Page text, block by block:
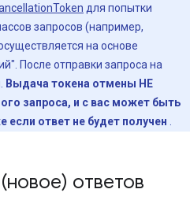
для попытки
запросов (например,
на основе
После отправки запроса на
Выдача токена отмены НЕ
запроса, и с вас может быть
если ответ не будет получен
ответов